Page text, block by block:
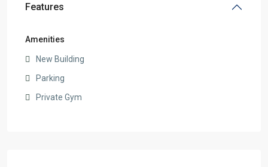
Features
Amenities
New Building
Parking
Private Gym